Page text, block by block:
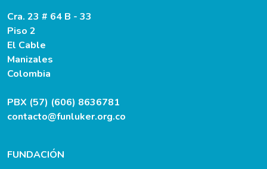
Cra. 23 # 64 B - 33
Piso 2
El Cable
Manizales
Colombia
PBX (57) (606) 8636781
contacto@funluker.org.co
FUNDACIÓN